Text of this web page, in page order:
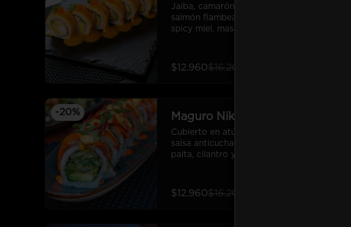
Jaiba, camarón tempura, palta,
salmón flambeado con salsa
spicy miel, masago, cebollín y
$12.960$16.200
-20% Maguro Nikkei
Cubierto en atún flambeado con
salsa anticuchada, relleno con
palta, cilantro y cebollín
día.
$12.960$16.200